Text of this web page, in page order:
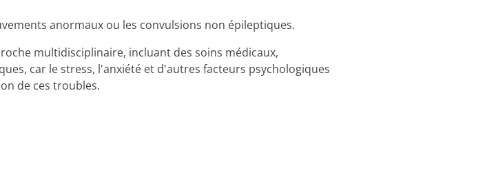
anormaux ou les convulsions non épileptiques.
multidisciplinaire, incluant des soins médicaux,
car le stress, l'anxiété et d'autres facteurs psychologiques
de ces troubles.